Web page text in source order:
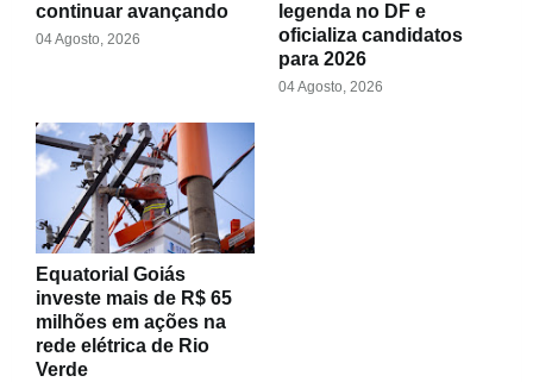
continuar avançando
04 Agosto, 2026
legenda no DF e
oficializa candidatos
para 2026
04 Agosto, 2026
Equatorial Goiás
investe mais de R$ 65
milhões em ações na
rede elétrica de Rio
Verde